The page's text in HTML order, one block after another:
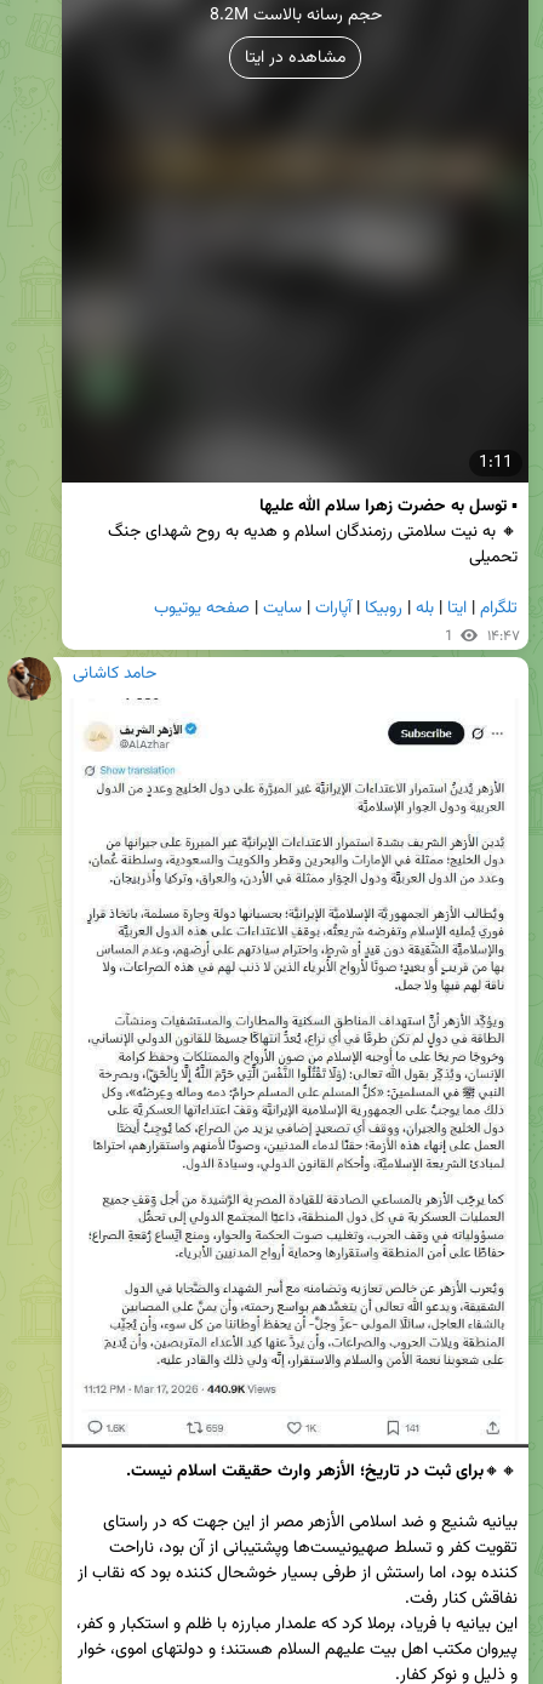
1:11
8.2M حجم رسانه بالاست
مشاهده در ایتا
▪️ توسل به حضرت زهرا سلام الله علیها
تحمیلی
تلگرام | ایتا | بله | روبیکا | آپارات | سایت | صفحه یوتیوب
1 ۱۴:۴۷
حامد کاشانی
🔸🔸برای ثبت در تاریخ؛ الأزهر وارث حقیقت اسلام نیست.